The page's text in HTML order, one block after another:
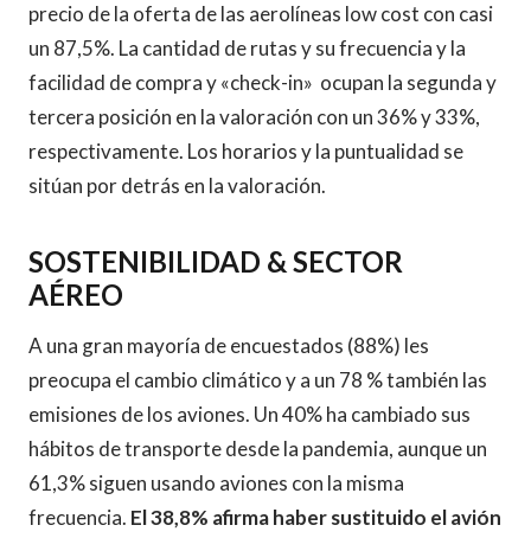
precio de la oferta de las aerolíneas low cost con casi
un 87,5%. La cantidad de rutas y su frecuencia y la
facilidad de compra y «check-in» ocupan la segunda y
tercera posición en la valoración con un 36% y 33%,
respectivamente. Los horarios y la puntualidad se
sitúan por detrás en la valoración.
SOSTENIBILIDAD & SECTOR
AÉREO
A una gran mayoría de encuestados (88%) les
preocupa el cambio climático y a un 78 % también las
emisiones de los aviones. Un 40% ha cambiado sus
hábitos de transporte desde la pandemia, aunque un
61,3% siguen usando aviones con la misma
frecuencia. El 38,8% afirma haber sustituido el avión